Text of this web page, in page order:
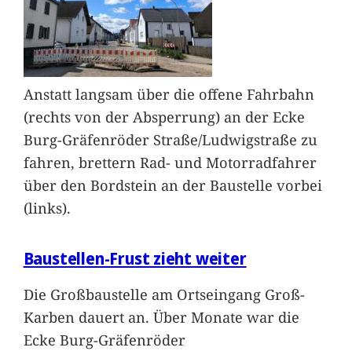
Anstatt langsam über die offene Fahrbahn
(rechts von der Absperrung) an der Ecke
Burg-Gräfenröder Straße/Ludwigstraße zu
fahren, brettern Rad- und Motorradfahrer
über den Bordstein an der Baustelle vorbei
(links).
Baustellen-Frust zieht weiter
Die Großbaustelle am Ortseingang Groß-
Karben dauert an. Über Monate war die
Ecke Burg-Gräfenröder